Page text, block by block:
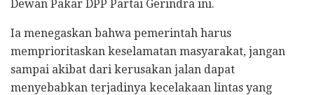
Dewan Pakar DPP Partai Gerindra ini.
Ia menegaskan bahwa pemerintah harus
memprioritaskan keselamatan masyarakat, jangan
sampai akibat dari kerusakan jalan dapat
menyebabkan terjadinya kecelakaan lintas yang